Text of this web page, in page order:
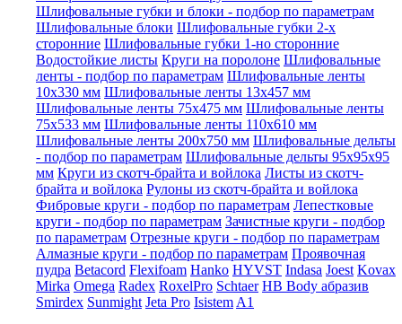
Шлифовальные губки и блоки - подбор по параметрам
Шлифовальные блоки Шлифовальные губки 2-х
сторонние Шлифовальные губки 1-но сторонние
Водостойкие листы Круги на поролоне Шлифовальные
ленты - подбор по параметрам Шлифовальные ленты
10x330 мм Шлифовальные ленты 13x457 мм
Шлифовальные ленты 75x475 мм Шлифовальные ленты
75x533 мм Шлифовальные ленты 110x610 мм
Шлифовальные ленты 200x750 мм Шлифовальные дельты
- подбор по параметрам Шлифовальные дельты 95x95x95
мм Круги из скотч-брайта и войлока Листы из скотч-
брайта и войлока Рулоны из скотч-брайта и войлока
Фибровые круги - подбор по параметрам Лепестковые
круги - подбор по параметрам Зачистные круги - подбор
по параметрам Отрезные круги - подбор по параметрам
Алмазные круги - подбор по параметрам Проявочная
пудра Betacord Flexifoam Hanko HYVST Indasa Joest Kovax
Mirka Omega Radex RoxelPro Schtaer HB Body абразив
Smirdex Sunmight Jeta Pro Isistem A1